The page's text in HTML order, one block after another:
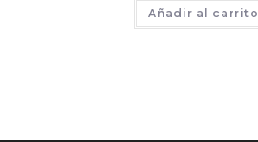
Añadir al carrito